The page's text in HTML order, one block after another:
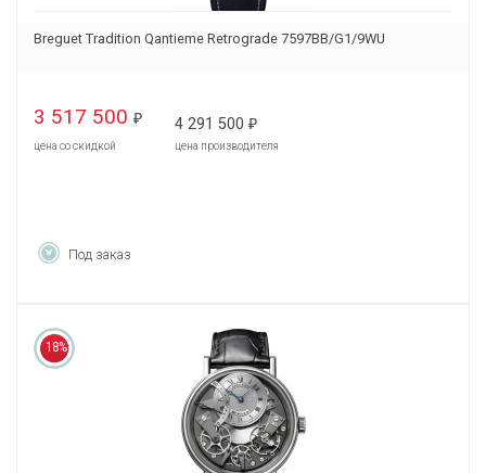
Breguet Tradition Qantieme Retrograde 7597BB/G1/9WU
3 517 500 ₽
цена со скидкой
4 291 500 ₽
цена производителя
Под заказ
18%